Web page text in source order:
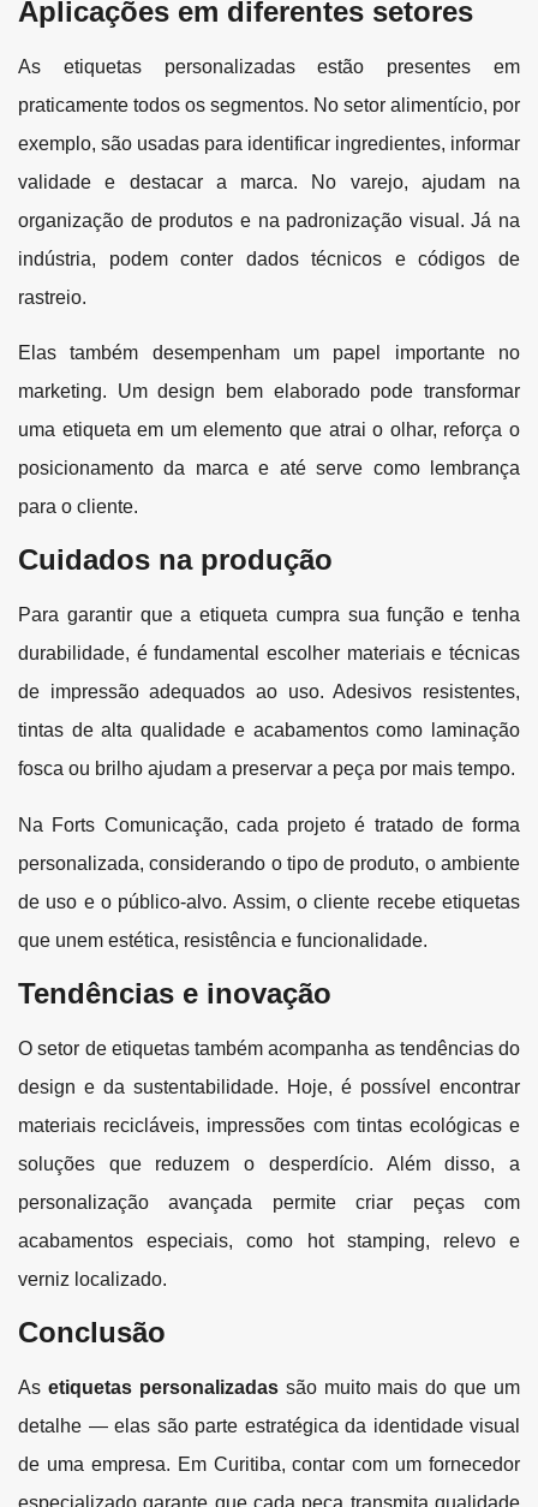
Aplicações em diferentes setores
As etiquetas personalizadas estão presentes em
praticamente todos os segmentos. No setor alimentício, por
exemplo, são usadas para identificar ingredientes, informar
validade e destacar a marca. No varejo, ajudam na
organização de produtos e na padronização visual. Já na
indústria, podem conter dados técnicos e códigos de
rastreio.
Elas também desempenham um papel importante no
marketing. Um design bem elaborado pode transformar
uma etiqueta em um elemento que atrai o olhar, reforça o
posicionamento da marca e até serve como lembrança
para o cliente.
Cuidados na produção
Para garantir que a etiqueta cumpra sua função e tenha
durabilidade, é fundamental escolher materiais e técnicas
de impressão adequados ao uso. Adesivos resistentes,
tintas de alta qualidade e acabamentos como laminação
fosca ou brilho ajudam a preservar a peça por mais tempo.
Na Forts Comunicação, cada projeto é tratado de forma
personalizada, considerando o tipo de produto, o ambiente
de uso e o público-alvo. Assim, o cliente recebe etiquetas
que unem estética, resistência e funcionalidade.
Tendências e inovação
O setor de etiquetas também acompanha as tendências do
design e da sustentabilidade. Hoje, é possível encontrar
materiais recicláveis, impressões com tintas ecológicas e
soluções que reduzem o desperdício. Além disso, a
personalização avançada permite criar peças com
acabamentos especiais, como hot stamping, relevo e
verniz localizado.
Conclusão
As etiquetas personalizadassão muito mais do que um
detalhe — elas são parte estratégica da identidade visual
de uma empresa. Em Curitiba, contar com um fornecedor